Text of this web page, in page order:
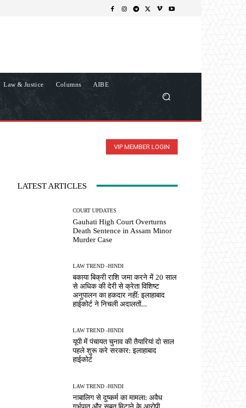
Law & Justice Columns AIBE
VIP MEMBER LOGIN
LATEST ARTICLES
COURT UPDATES
Gauhati High Court Overturns
Death Sentence in Assam Minor
Murder Case
LAW TREND -HINDI
बकाया बिक्री राशि जमा करने में 20 साल
से अधिक की देरी से क्रेता विशिष्ट
अनुपालन का हकदार नहीं: इलाहाबाद
हाईकोर्ट ने निचली अदालतों...
LAW TREND -HINDI
यूपी में पंचायत चुनाव की तैयारियां दो साल
पहले शुरू करे सरकार: इलाहाबाद
हाईकोर्ट
LAW TREND -HINDI
नाबालिग से दुष्कर्म का मामला: अवैध
गर्भपात और सबूत मिटाने के आरोपी